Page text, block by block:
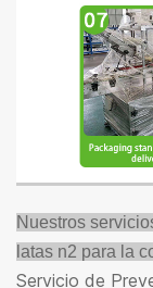
Nuestros
latas n2 para la
Servicio de